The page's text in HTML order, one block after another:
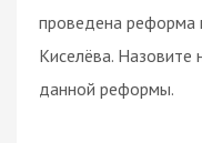
проведена реформа
Киселёва. Назовите
данной реформы.